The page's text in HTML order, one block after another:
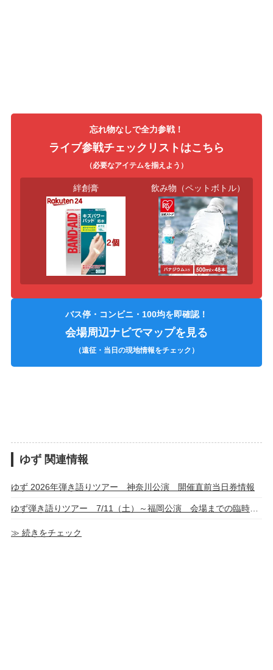
忘れ物なしで全力参戦！
ライブ参戦チェックリストはこちら
（必要なアイテムを揃えよう）
絆創膏 飲み物（ペットボトル）
バス停・コンビニ・100均を即確認！
会場周辺ナビでマップを見る
（遠征・当日の現地情報をチェック）
ゆず 関連情報
ゆず 2026年弾き語りツアー 神奈川公演 開催直前当日券情報
≫ 続きをチェック